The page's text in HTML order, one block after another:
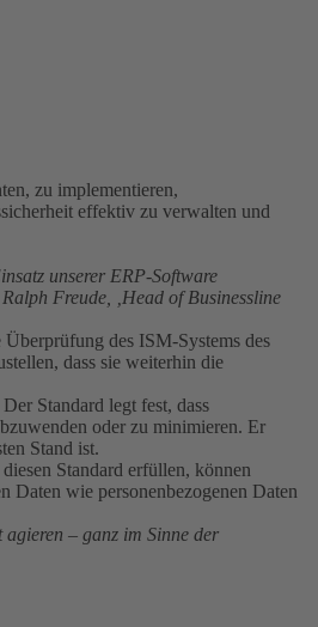
zu implementieren,
effektiv zu verwalten und
unserer ERP-Software
Freude,
Head of Businessline
des ISM-Systems des
dass sie weiterhin die
Standard legt fest, dass
oder zu minimieren. Er
Stand ist.
Standard erfüllen, können
Daten wie personenbezogenen Daten
agieren – ganz im Sinne der